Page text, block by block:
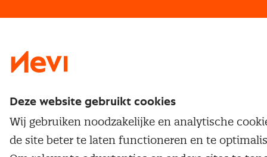
Nevi 1
Deze website gebruikt cookies
Wij gebruiken noodzakelijke en analytische
de site beter te laten functioneren en te